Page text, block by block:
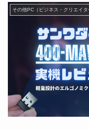
その他PC（ビジネス・クリエイタ